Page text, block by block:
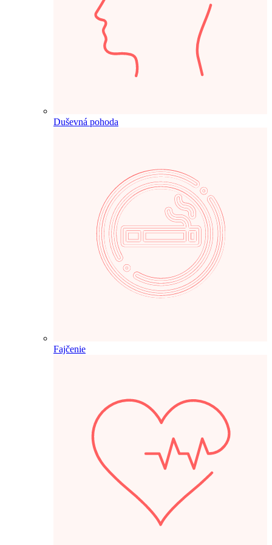
Duševná pohoda
Fajčenie